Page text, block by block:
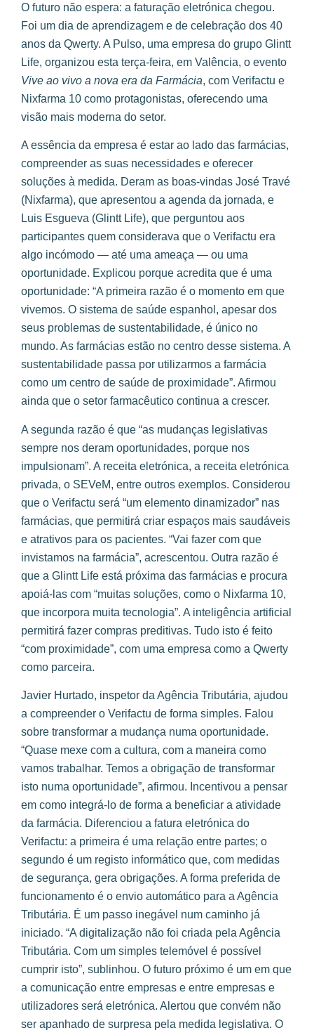
O futuro não espera: a faturação eletrónica chegou.
Foi um dia de aprendizagem e de celebração dos 40
anos da Qwerty. A Pulso, uma empresa do grupo Glintt
Life, organizou esta terça-feira, em Valência, o evento
Vive ao vivo a nova era da Farmácia, com Verifactu e
Nixfarma 10 como protagonistas, oferecendo uma
visão mais moderna do setor.
A essência da empresa é estar ao lado das farmácias,
compreender as suas necessidades e oferecer
soluções à medida. Deram as boas-vindas José Travé
(Nixfarma), que apresentou a agenda da jornada, e
Luis Esgueva (Glintt Life), que perguntou aos
participantes quem considerava que o Verifactu era
algo incómodo — até uma ameaça — ou uma
oportunidade. Explicou porque acredita que é uma
oportunidade: “A primeira razão é o momento em que
vivemos. O sistema de saúde espanhol, apesar dos
seus problemas de sustentabilidade, é único no
mundo. As farmácias estão no centro desse sistema. A
sustentabilidade passa por utilizarmos a farmácia
como um centro de saúde de proximidade”. Afirmou
ainda que o setor farmacêutico continua a crescer.
A segunda razão é que “as mudanças legislativas
sempre nos deram oportunidades, porque nos
impulsionam”. A receita eletrónica, a receita eletrónica
privada, o SEVeM, entre outros exemplos. Considerou
que o Verifactu será “um elemento dinamizador” nas
farmácias, que permitirá criar espaços mais saudáveis
e atrativos para os pacientes. “Vai fazer com que
invistamos na farmácia”, acrescentou. Outra razão é
que a Glintt Life está próxima das farmácias e procura
apoiá-las com “muitas soluções, como o Nixfarma 10,
que incorpora muita tecnologia”. A inteligência artificial
permitirá fazer compras preditivas. Tudo isto é feito
“com proximidade”, com uma empresa como a Qwerty
como parceira.
Javier Hurtado, inspetor da Agência Tributária, ajudou
a compreender o Verifactu de forma simples. Falou
sobre transformar a mudança numa oportunidade.
“Quase mexe com a cultura, com a maneira como
vamos trabalhar. Temos a obrigação de transformar
isto numa oportunidade”, afirmou. Incentivou a pensar
em como integrá-lo de forma a beneficiar a atividade
da farmácia. Diferenciou a fatura eletrónica do
Verifactu: a primeira é uma relação entre partes; o
segundo é um registo informático que, com medidas
de segurança, gera obrigações. A forma preferida de
funcionamento é o envio automático para a Agência
Tributária. É um passo inegável num caminho já
iniciado. “A digitalização não foi criada pela Agência
Tributária. Com um simples telemóvel é possível
cumprir isto”, sublinhou. O futuro próximo é um em que
a comunicação entre empresas e entre empresas e
utilizadores será eletrónica. Alertou que convém não
ser apanhado de surpresa pela medida legislativa. O